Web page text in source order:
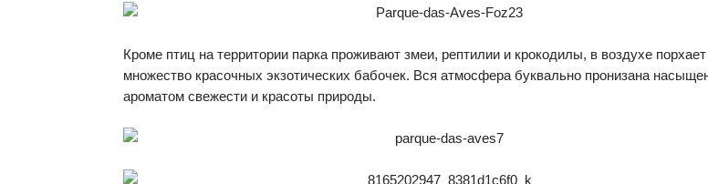
Кроме птиц на территории парка проживают змеи, рептилии и крокодилы, в воздухе порхает
множество красочных экзотических бабочек. Вся атмосфера буквально пронизана
ароматом свежести и красоты природы.